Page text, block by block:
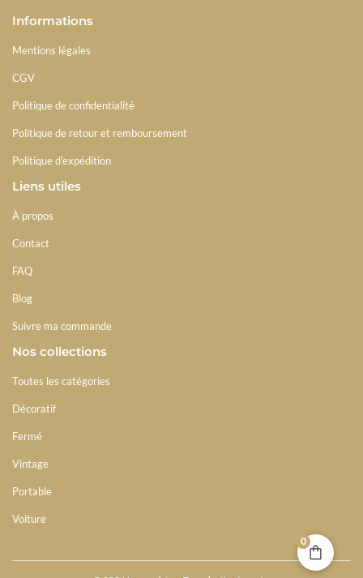
0
Informations
Mentions légales
CGV
Politique de confidentialité
Politique de retour et remboursement
Politique d'expédition
Liens utiles
À propos
Contact
FAQ
Blog
Suivre ma commande
Nos collections
Toutes les catégories
Décoratif
Fermé
Vintage
Portable
Voiture